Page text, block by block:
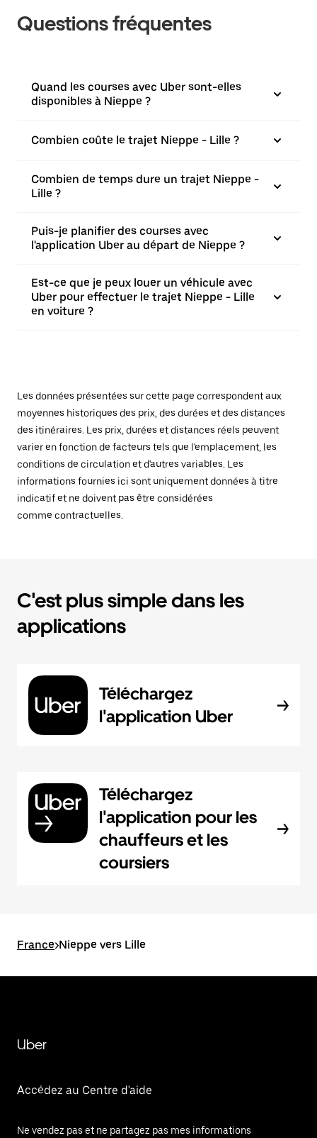
Questions fréquentes
Quand les courses avec Uber sont-elles
disponibles à Nieppe ?
Combien coûte le trajet Nieppe - Lille ?
Combien de temps dure un trajet Nieppe -
Lille ?
Puis-je planifier des courses avec
l'application Uber au départ de Nieppe ?
Est-ce que je peux louer un véhicule avec
Uber pour effectuer le trajet Nieppe - Lille
en voiture ?
Les données présentées sur cette page correspondent aux
moyennes historiques des prix, des durées et des distances
des itinéraires. Les prix, durées et distances réels peuvent
varier en fonction de facteurs tels que l'emplacement, les
conditions de circulation et d'autres variables. Les
informations fournies ici sont uniquement données à titre
indicatif et ne doivent pas être considérées
comme contractuelles.
C'est plus simple dans les
applications
Téléchargez
l'application Uber
Téléchargez
l'application pour les
chauffeurs et les
coursiers
France>Nieppe vers Lille
Uber
Accédez au Centre d'aide
Ne vendez pas et ne partagez pas mes informations